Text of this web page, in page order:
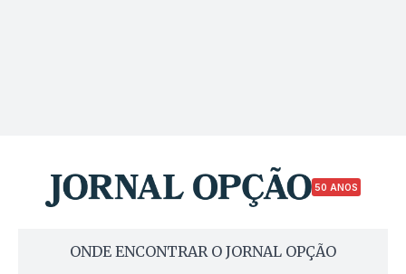
50 ANOS
ONDE ENCONTRAR O JORNAL OPÇÃO